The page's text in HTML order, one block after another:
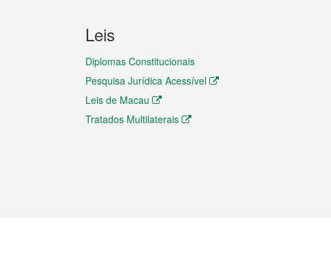
Leis
Diplomas Constitucionais
Pesquisa Jurídica Acessível
Leis de Macau
Tratados Multilaterais